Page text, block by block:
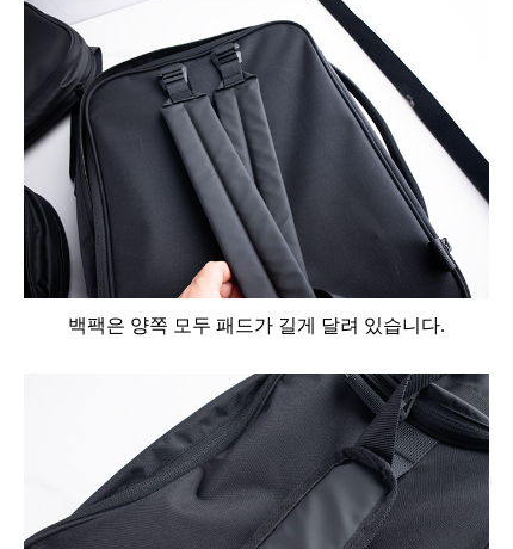
백팩은 양쪽 모두 패드가 길게 달려 있습니다.